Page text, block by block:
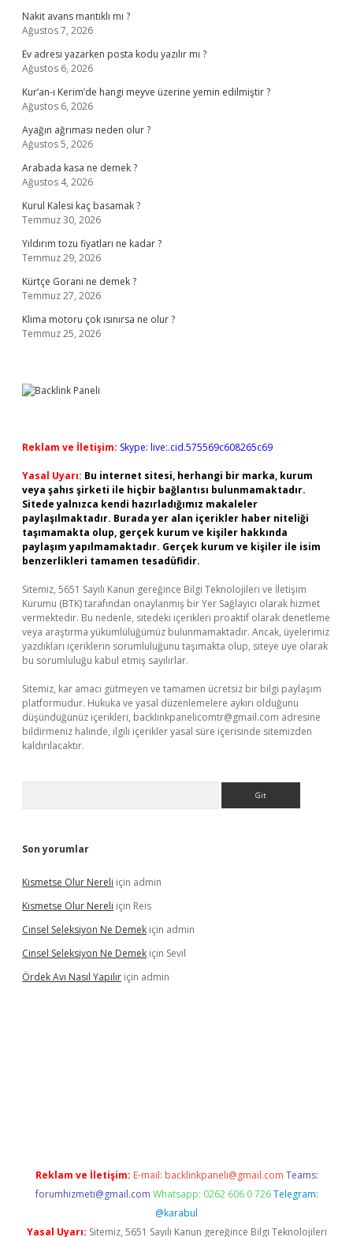
Nakit avans mantıklı mı ?
Ağustos 7, 2026
Ev adresi yazarken posta kodu yazılır mı ?
Ağustos 6, 2026
Kur’an-ı Kerim’de hangi meyve üzerine yemin edilmiştir ?
Ağustos 6, 2026
Ayağın ağrıması neden olur ?
Ağustos 5, 2026
Arabada kasa ne demek ?
Ağustos 4, 2026
Kurul Kalesi kaç basamak ?
Temmuz 30, 2026
Yıldırım tozu fiyatları ne kadar ?
Temmuz 29, 2026
Kürtçe Gorani ne demek ?
Temmuz 27, 2026
Klima motoru çok ısınırsa ne olur ?
Temmuz 25, 2026
Reklam ve İletişim: Skype: live:.cid.575569c608265c69
Yasal Uyarı: Bu internet sitesi, herhangi bir marka, kurum
veya şahıs şirketi ile hiçbir bağlantısı bulunmamaktadır.
Sitede yalnızca kendi hazırladığımız makaleler
paylaşılmaktadır. Burada yer alan içerikler haber niteliği
taşımamakta olup, gerçek kurum ve kişiler hakkında
paylaşım yapılmamaktadır. Gerçek kurum ve kişiler ile isim
benzerlikleri tamamen tesadüfidir.
Sitemiz, 5651 Sayılı Kanun gereğince Bilgi Teknolojileri ve İletişim
Kurumu (BTK) tarafından onaylanmış bir Yer Sağlayıcı olarak hizmet
vermektedir. Bu nedenle, sitedeki içerikleri proaktif olarak denetleme
veya araştırma yükümlülüğümüz bulunmamaktadır. Ancak, üyelerimiz
yazdıkları içeriklerin sorumluluğunu taşımakta olup, siteye üye olarak
bu sorumluluğu kabul etmiş sayılırlar.
Sitemiz, kar amacı gütmeyen ve tamamen ücretsiz bir bilgi paylaşım
platformudur. Hukuka ve yasal düzenlemelere aykırı olduğunu
düşündüğünüz içerikleri, backlinkpanelicomtr@gmail.com adresine
bildirmeniz halinde, ilgili içerikler yasal süre içerisinde sitemizden
kaldırılacaktır.
Son yorumlar
Kismetse Olur Nereli için admin
Kismetse Olur Nereli için Reis
Cinsel Seleksiyon Ne Demek için admin
Cinsel Seleksiyon Ne Demek için Sevil
Ördek Avı Nasıl Yapılır için admin
Reklam ve İletişim: E-mail: backlinkpaneli@gmail.com Teams:
forumhizmeti@gmail.com Whatsapp: 0262 606 0 726 Telegram:
@karabul
Yasal Uyarı: Sitemiz, 5651 Sayılı Kanun gereğince Bilgi Teknolojileri